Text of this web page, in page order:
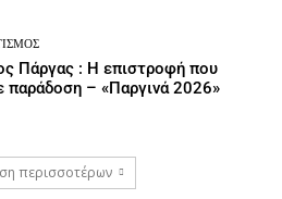
Πάργας : Η επιστροφή που
παράδοση – «Παργινά 2026»
περισσοτέρων